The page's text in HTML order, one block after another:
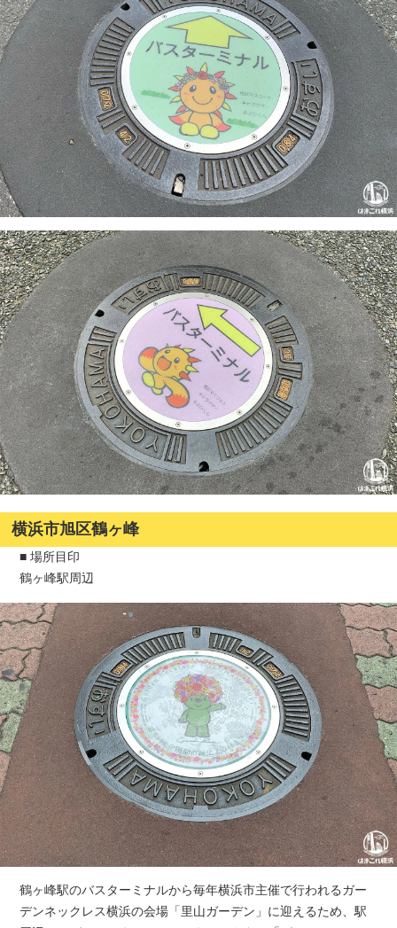
横浜市旭区鶴ヶ峰
■ 場所目印
鶴ヶ峰駅周辺
鶴ヶ峰駅のバスターミナルから毎年横浜市主催で行われるガー
デンネックレス横浜の会場「里山ガーデン」に迎えるため、駅